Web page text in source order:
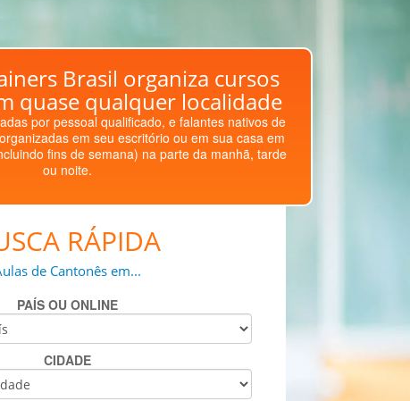
Brasil organiza cursos
quase qualquer localidade
por pessoal qualificado, e falantes nativos de
em seu escritório ou em sua casa em
fins de semana) na parte da manhã, tarde
ou noite.
RÁPIDA
de Cantonês em...
PAÍS OU ONLINE
CIDADE